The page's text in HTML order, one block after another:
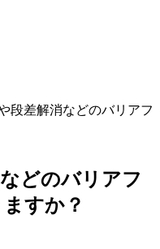
段差解消などのバリアフ
どのバリアフ
すか？